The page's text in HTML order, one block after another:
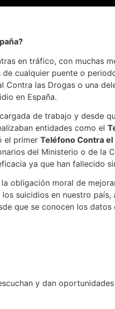
en tráfico, con muchas
cualquier puente o
Contra las Drogas o una
en España.
de trabajo y desde
entidades como el
el primer Teléfono Contra el
del Ministerio o de la
ya que han fallecido
la obligación moral de
suicidios en nuestro
que se conocen los datos
y dan